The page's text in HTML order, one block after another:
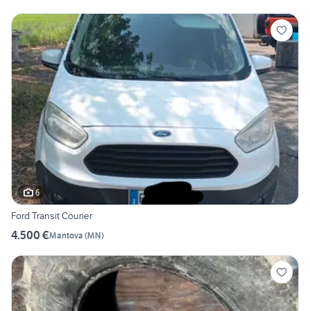
6
Ford Transit Courier
4.500 €Mantova (MN)